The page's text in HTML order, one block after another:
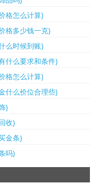
格怎么计算)
格多少钱一克)
么时候到账)
什么要求和条件)
格怎么计算)
什么价位合理些)
)
收)
金条)
吗)